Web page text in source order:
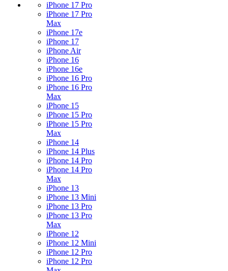
iPhone 17 Pro
iPhone 17 Pro
Max
iPhone 17e
iPhone 17
iPhone Air
iPhone 16
iPhone 16e
iPhone 16 Pro
iPhone 16 Pro
Max
iPhone 15
iPhone 15 Pro
iPhone 15 Pro
Max
iPhone 14
iPhone 14 Plus
iPhone 14 Pro
iPhone 14 Pro
Max
iPhone 13
iPhone 13 Mini
iPhone 13 Pro
iPhone 13 Pro
Max
iPhone 12
iPhone 12 Mini
iPhone 12 Pro
iPhone 12 Pro